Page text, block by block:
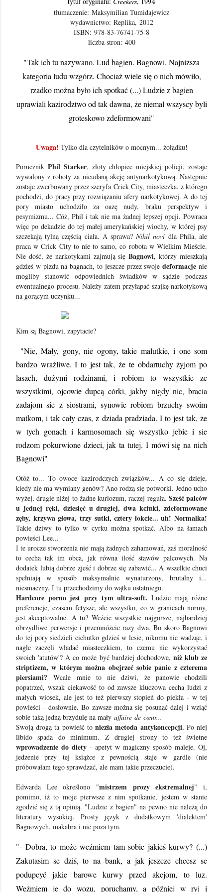
tłumaczenie: Maksymilian Tumidajewicz
wydawnictwo: Replika, 2012
ISBN: 978-83-76741-75-8
liczba stron: 400
"Tak ich tu nazywano. Lud bagien. Bagnowi. Najniższa
kategoria ludu wzgórz. Chociaż wiele się o nich mówiło,
rzadko można było ich spotkać (...) Ludzie z bagien
uprawiali kazirodztwo od tak dawna, że niemal wszyscy byli
groteskowo zdeformowani"
Uwaga! Tylko dla czytelników o mocnym... żołądku!
Porucznik Phil Starker, złoty chłopiec miejskiej policji, zostaje
wywalony z roboty za nieudaną akcję antynarkotykową. Następnie
zostaje zwerbowany przez szeryfa Crick City, miasteczka, z którego
pochodzi, do pracy przy rozwiązaniu afery narkotykowej. A do tej
pory miasto uchodziło za oazę nudy, braku perspektyw i
pesymizmu... Cóż, Phil i tak nie ma żadnej lepszej opcji. Powraca
więc po dekadzie do tej małej amerykańskiej wiochy, w której psy
szczekają tylną częścią ciała. A sprawa?Nihil novi dla Phila, ale
praca w Crick City to nie to samo, co robota w Wielkim Mieście.
Nie dość, że narkotykami zajmują sięBagnowi, którzy mieszkają
gdzieś w pizdu na bagnach, to jeszcze przez swojedeformacje nie
mogliby stanowić odpowiednich świadków w sądzie podczas
ewentualnego procesu. Należy zatem przyłapać szajkę narkotykową
na gorącym uczynku...
Kim są Bagnowi, zapytacie?
"Nie, Mały, gony, nie ogony, takie malutkie, i one som
bardzo wrażliwe. I to jest tak, że te obdartuchy żyjom po
lasach, dużymi rodzinami, i robiom to wszystkie ze
wszystkimi, ojcowie dupcą córki, jakby nigdy nic, bracia
zadajom sie z siostrami, synowie robiom brzuchy swoim
matkom, i tak cały czas, z dziada pradziada. I to jest tak, że
w tych gonach i karmosomach się wszystko jebie i sie
rodzom pokurwione dzieci, jak ta tutej. I mówi się na nich
Bagnowi"
Otóż to... To owoce kazirodczych związków... A co się dzieje,
kiedy nie ma wymiany genów? Ano rodzą się potworki. Jedno ucho
wyżej, drugie niżej to żadne kuriozum, raczej reguła. Sześć palców
u jednej ręki, dziesięć u drugiej, dwa kciuki, zdeformowane
zęby, krzywa głowa, trzy sutki, cztery łokcie... uh! Normalka!
Takie dziwy to tylko w cyrku można spotkać. Albo na łamach
powieści Lee...
I te urocze stworzenia nie mają żadnych zahamowań, zaś moralność
to cecha tak im obca, jak równa ilość stawów palcowych. Na
dodatek lubią dobrze zjeść i dobrze się zabawić... A wszelkie chuci
spełniają w sposób maksymalnie wynaturzony, brutalny i...
niesmaczny. I tu przechodzimy do wątku ostatniego.
Hardcore porno jest przy tym ultra-soft. Ludzie mają różne
preferencje, czasem fetysze, ale wszystko, co w granicach normy,
jest akceptowalne. A tu? Weźcie wszystkie najgorsze, najbardziej
obrzydliwe perwersje i przemnóżcie razy dwa. Bo skoro Bagnowi
do tej pory siedzieli cichutko gdzieś w lesie, nikomu nie wadząc, i
nagle zaczęli władać miasteczkiem, to czemu nie wykorzystać
swoich 'atutów'? A co może być bardziej dochodowe, niż klub ze
striptizem, w którym można obejrzeć sobie panie z czterema
piersiami?
Wcale mnie to nie dziwi, że panowie chodzili
popatrzeć, wszak ciekawość to od zawsze kluczowa cecha ludzi z
małych wiosek, ale jest to też pierwszy stopień do piekła - w tej
powieści - dosłownie. Bo zawsze można się posunąć dalej i wziąć
sobie taką jedną brzydulę na mały affaire de cœur...
Swoją drogą ta powieść toniezła metoda antykoncepcji. Po niej
libido spada do minimum. Z drugiej strony to też świetne
wprowadzenie do diety - apetyt w magiczny sposób maleje. Oj,
jedzenie przy tej książce z pewnością staje w gardle (nie
próbowałam tego sprawdzać, ale mam takie przeczucie).
Edwarda Lee określono "mistrzem prozy ekstremalnej" i,
pomimo, iż to moje pierwsze z nim spotkanie, jestem w stanie
zgodzić się z tą opinią. "Ludzie z bagien" na pewno nie należą do
literatury wysokiej. Prosty język z dodatkowym 'dialektem'
Bagnowych, makabra i nic poza tym.
"- Dobra, to może weźmiem tam sobie jakieś kurwy? (...)
Zakutasim se dziś, to na bank, a jak jeszcze chcesz se
podupcyć jakie barowe kurwy przed akcjom, to luz.
Weźmiem je do wozu, poruchamy, a później w ryj i